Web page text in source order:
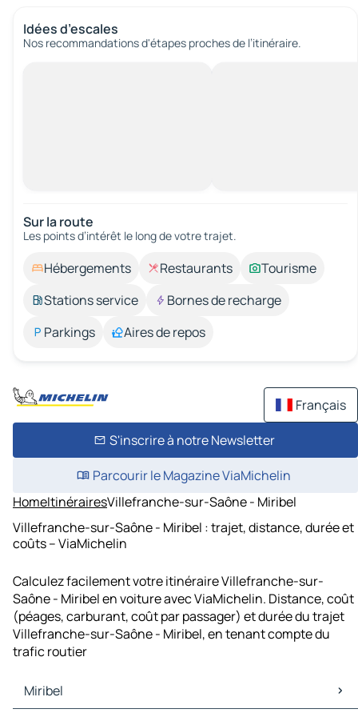
Idées d’escales
Nos recommandations d'étapes proches de l’itinéraire.
Sur la route
Les points d’intérêt le long de votre trajet.
Hébergements Restaurants
Tourisme
Stations service
Bornes de recharge
Parkings
Aires de repos
Français
S'inscrire à notre Newsletter
Parcourir le Magazine ViaMichelin
HomeItinérairesVillefranche-sur-Saône - Miribel
Villefranche-sur-Saône - Miribel : trajet, distance, durée et
coûts – ViaMichelin
Calculez facilement votre itinéraire Villefranche-sur-
Saône - Miribel en voiture avec ViaMichelin. Distance, coût
(péages, carburant, coût par passager) et durée du trajet
Villefranche-sur-Saône - Miribel, en tenant compte du
trafic routier
Miribel